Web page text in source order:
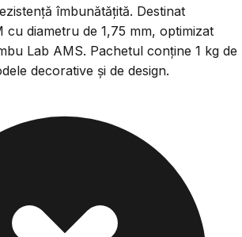
îmbunătățită. Destinat
cu diametru de 1,75 mm, optimizat
Lab AMS. Pachetul conține 1 kg de
decorative și de design.